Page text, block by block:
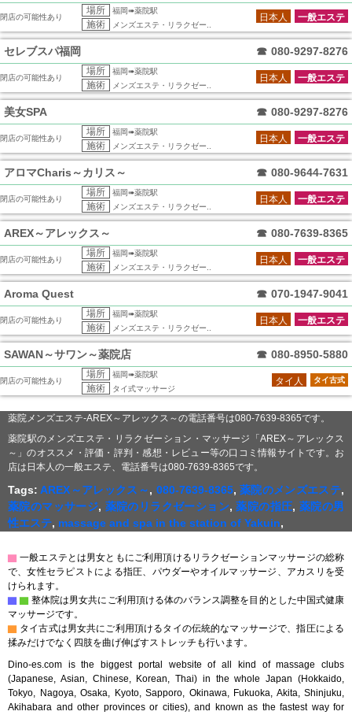
閉店の可能性あり
場所 福岡➠薬院駅
施術 メンズエステ・リラクゼー..
一般エステ
日本人
セレブスパ福岡 ☎ 080-9297-8276
閉店の可能性あり
場所 福岡➠薬院駅
施術 メンズエステ・リラクゼー..
一般エステ
日本人
美女SPA ☎ 080-9297-8276
閉店の可能性あり
場所 福岡➠薬院駅
施術 メンズエステ・リラクゼー..
一般エステ
日本人
アロマCharis～カリス～ ☎ 080-9644-7631
閉店の可能性あり
場所 福岡➠薬院駅
施術 メンズエステ・リラクゼー..
一般エステ
日本人
AREX～アレックス～ ☎ 080-7639-8365
閉店の可能性あり
場所 福岡➠薬院駅
施術 メンズエステ・リラクゼー..
一般エステ
日本人
Aroma Quest ☎ 070-1947-9041
閉店の可能性あり
場所 福岡➠薬院駅
施術 メンズエステ・リラクゼー..
一般エステ
日本人
SAWAN～サワン～薬院店 ☎ 080-8950-5880
閉店の可能性あり
場所 福岡➠薬院駅
施術 タイ式マッサージ
タイ古式
タイ人
薬院メンズエステ-AREX～アレックス～の電話番号は080-7639-8365です。
薬院駅のメンズエステ・リラクゼーション・マッサージ「AREX～アレックス
～」のオススメ・評価・評判・感想・レビュー等の口コミ情報サイトです。お
店は日本人の一般エステ、電話番号は080-7639-8365です。
Tags: AREX～アレックス～, 080-7639-8365, 薬院のメンズエステ,
薬院のマッサージ, 薬院のリラクゼーション,薬院の指圧, 薬院の男
性エステ, massage and spa in the station of Yakuin,
▇ 一般エステとは男女ともにご利用頂けるリラクゼーションマッサージの総称
で、女性セラピストによる指圧、パウダーやオイルマッサージ、アカスリを受
けられます。
▇ ▇ 整体院は男女共にご利用頂ける体のバランス調整を目的とした中国式健康
マッサージです。
▇ タイ古式は男女共にご利用頂けるタイの伝統的なマッサージで、指圧による
揉みだけでなく四肢を曲げ伸ばすストレッチも行います。
Dino-es.com is the biggest portal website of all kind of massage clubs
(Japanese, Asian, Chinese, Korean, Thai) in the whole Japan (Hokkaido,
Tokyo, Nagoya, Osaka, Kyoto, Sapporo, Okinawa, Fukuoka, Akita, Shinjuku,
Akihabara and other provinces or cities), and known as the fastest way for